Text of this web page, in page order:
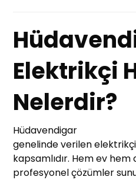
Elektrikçi
Nelerdir?
Hüdavendigar
genelinde verilen
kapsamlıdır. Hem ev hem
profesyonel çözümler